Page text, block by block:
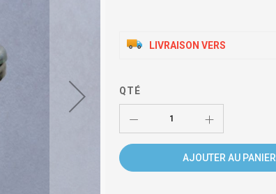
LIVRAISON VERS
QTÉ
AJOUTER AU PANIER